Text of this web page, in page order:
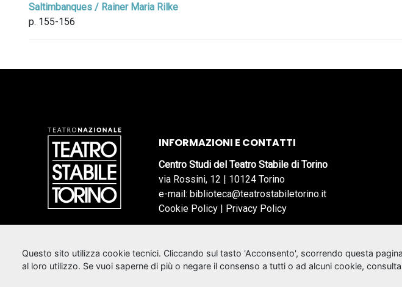
Saltimbanques / Rainer Maria Rilke
p. 155-156
INFORMAZIONI E CONTATTI
Centro Studi del Teatro Stabile di Torino
via Rossini, 12 | 10124 Torino
e-mail: biblioteca@teatrostabiletorino.it
Cookie Policy | Privacy Policy
Questo sito utilizza cookie tecnici. Cliccando sul tasto 'Acconsento', scorrendo questa
al loro utilizzo. Se vuoi saperne di più o negare il consenso a tutti o ad alcuni cookie, consulta